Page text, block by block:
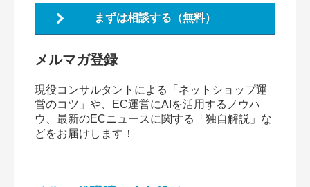
まずは相談する（無料）
メルマガ登録
現役コンサルタントによる「ネットショップ運
営のコツ」や、EC運営にAIを活用するノウハ
ウ、最新のECニュースに関する「独自解説」な
どをお届けします！